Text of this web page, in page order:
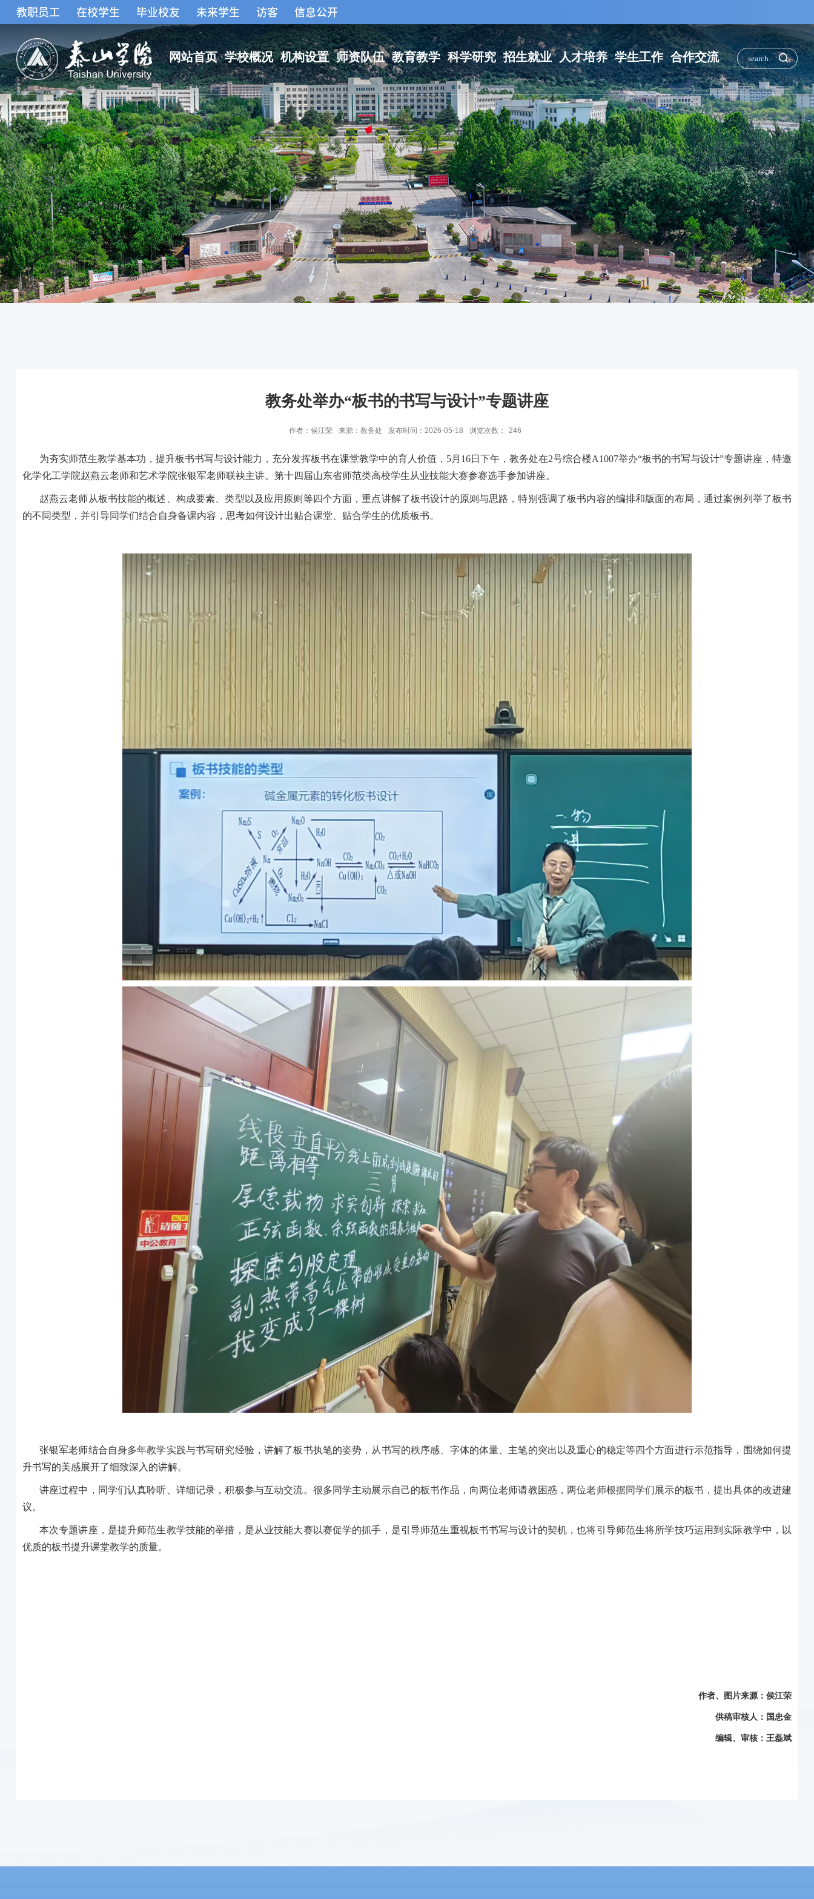
教职员工 在校学生 毕业校友 未来学生 访客 信息公开
网站首页 学校概况 机构设置 师资队伍 教育教学 科学研究 招生就业 人才培养 学生工作 合作交流
教务处举办“板书的书写与设计”专题讲座
作者：侯江荣 来源：教务处 发布时间：2026-05-18 浏览次数： 246
为夯实师范生教学基本功，提升板书书写与设计能力，充分发挥板书在课堂教学中的育人价值， 5月16日下午，教务处在2号综合楼A1007举办“板书的书写与设计”专题讲座，特邀
化学化工学院赵燕云老师和艺术学院张银军老师联袂主讲。 第十四届山东省师范类高校学生从业技能大赛参赛选手参加讲座。
赵燕云老师从板书技能的概述、构成要素、类型以及应用原则等四个方面，重点讲解了板书设计的原则与思路，特别强调了板书内容的编排和版面的布局，通过案例列举了板书
的不同类型，并引导同学们结合自身备课内容，思考如何设计出贴合课堂、贴合学生的优质板书。
张银军老师结合自身多年教学实践与书写研究经验，讲解了板书执笔的姿势，从书写的秩序感、字体的体量、主笔的突出以及重心的稳定等四个方面进行示范指导，围绕如何提
升书写的美感展开了细致深入的讲解。
讲座过程中，同学们认真聆听、详细记录，积极参与互动交流。很多同学主动展示自己的板书作品，向两位老师请教困惑，两位老师根据同学们展示的板书，提出具体的改进建
议。
本次专题讲座，是提升师范生教学技能的举措，是从业技能大赛以赛促学的抓手，是引导师范生重视板书书写与设计的契机，也将引导师范生将所学技巧运用到实际教学中，以
优质的板书提升课堂教学的质量。
作者、 图片来源：侯江荣
供稿审核人：国忠金
编辑、审核：王磊斌